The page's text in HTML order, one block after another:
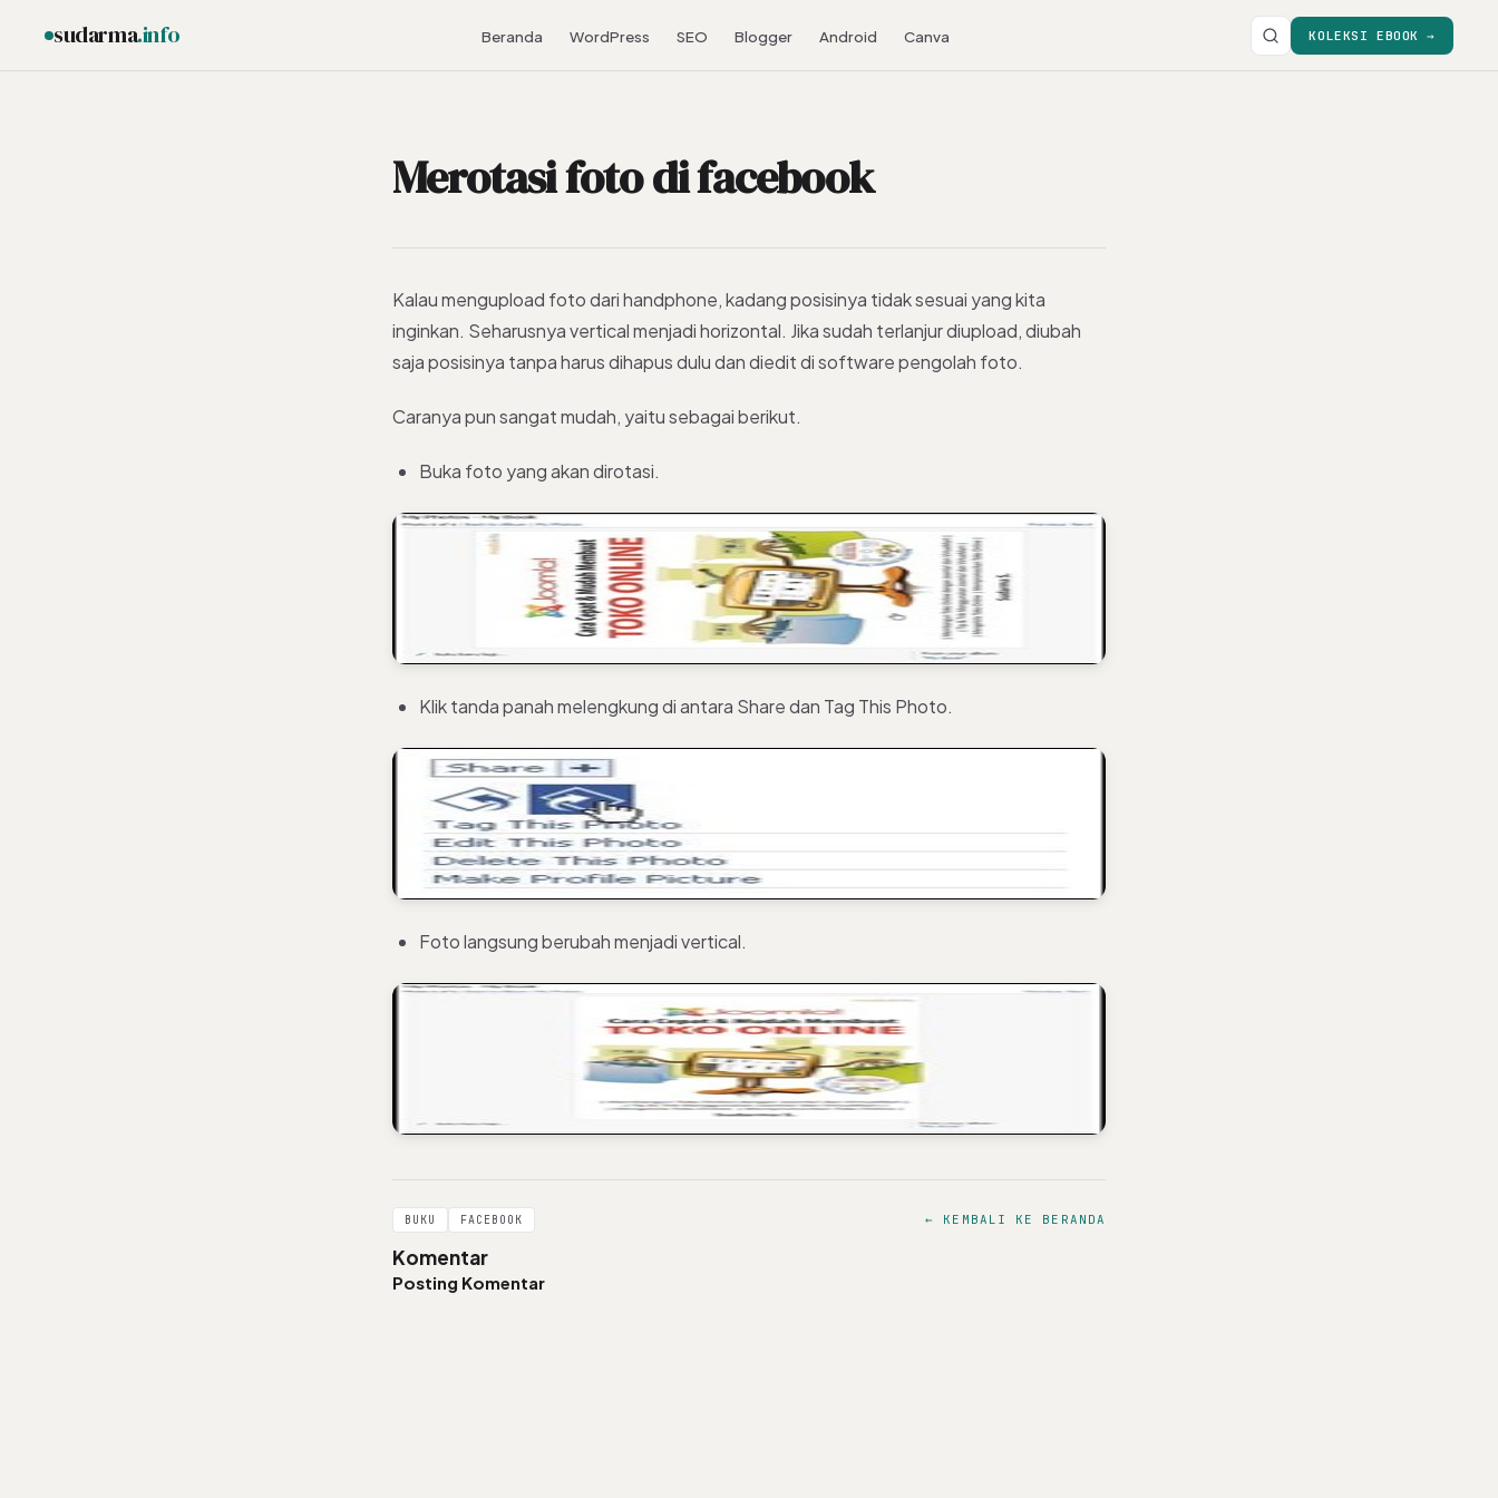
sudarma.info Beranda WordPress SEO Blogger Android Canva KOLEKSI EBOOK →
Merotasi foto di facebook
Kalau mengupload foto dari handphone, kadang posisinya tidak sesuai yang kita
inginkan. Seharusnya vertical menjadi horizontal. Jika sudah terlanjur diupload, diubah
saja posisinya tanpa harus dihapus dulu dan diedit di software pengolah foto.
Caranya pun sangat mudah, yaitu sebagai berikut.
Buka foto yang akan dirotasi.
Klik tanda panah melengkung di antara Share dan Tag This Photo.
Foto langsung berubah menjadi vertical.
BUKU FACEBOOK ← KEMBALI KE BERANDA
Komentar
Posting Komentar